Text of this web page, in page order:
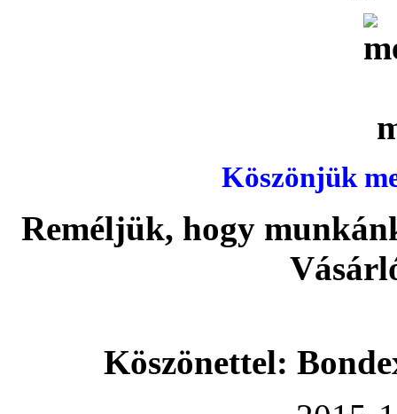
Köszönjük
Reméljük, hogy
Köszönettel: